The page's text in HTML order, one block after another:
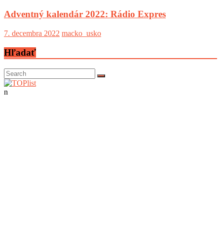
Adventný kalendár 2022: Rádio Expres
7. decembra 2022 macko_usko
Hľadať
n